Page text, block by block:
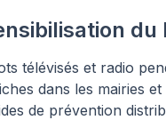
du
télévisés et radio
dans les mairies
de prévention